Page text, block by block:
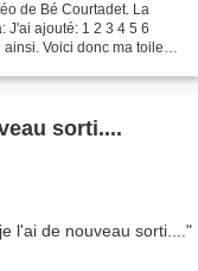
de Bé Courtadet. La
J'ai ajouté: 1 2 3 4 5 6
Voici donc ma toile:
sorti....